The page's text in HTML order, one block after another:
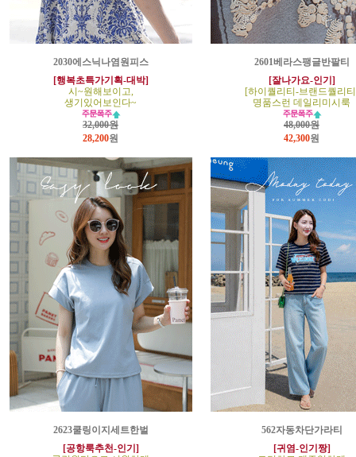
2030에스닉나염원피스
[행복초특가기획-대박]
시~원해보이고,
생기있어보인다~
32,000원
28,200원
2601베라스팽글반팔티
[잘나가요-인기]
[하이퀄리티-브랜드퀄리
명품스런 데일리미시룩
48,000원
42,300원
2623쿨링이지세트한벌
[공항룩추천-인기]
562자동차단가라티
[귀염-인기짱]